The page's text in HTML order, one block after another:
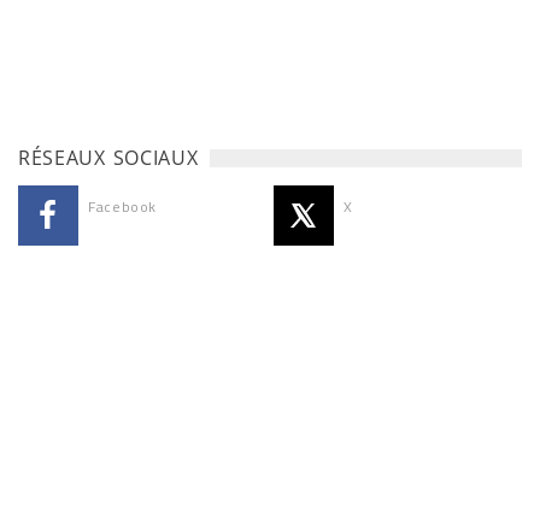
RÉSEAUX SOCIAUX
Facebook X